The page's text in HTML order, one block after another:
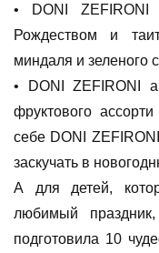
• DONI ZEFIRONI
Рождеством и
миндаля и зеленого
• DONI ZEFIRONI
фруктового
себе DONI
заскучать в
А для детей,
любимый
подготовила 10